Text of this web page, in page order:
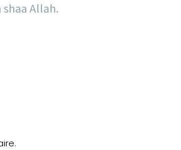
shaa Allah.